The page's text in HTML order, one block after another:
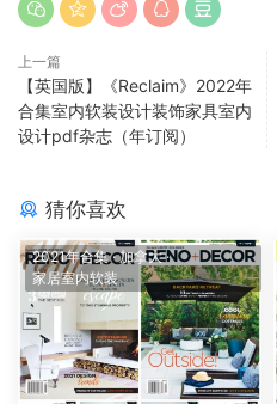
上一篇
【英国版】《Reclaim》2022年
合集室内软装设计装饰家具室内
设计pdf杂志（年订阅）
猜你喜欢
2021年合集·加拿大·
家居室内软装